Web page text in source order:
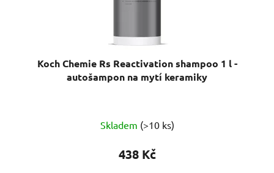
Koch Chemie Rs Reactivation shampoo 1 l -
autošampon na mytí keramiky
hodnocení
produktu
Skladem (>10 ks)
438 Kč